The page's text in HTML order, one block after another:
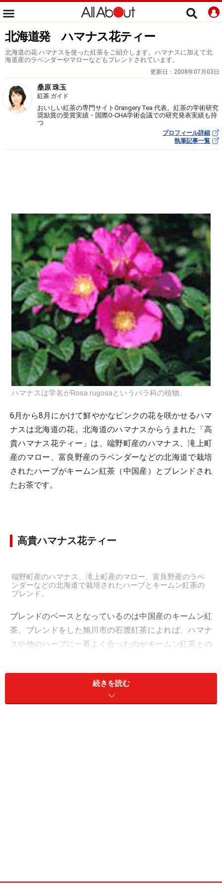
北海道発 ハマナス花ティー
北海道の花 ハマナスを使った紅茶をご紹介します。ハマナスに加えて北
海道産のラベンダーやマローなどもブレンドされています。
更新日： 2008年07月03日
桑原 珠玉
紅茶 ガイド
おいしい紅茶の専門サイトOrangery Tea 代表。紅茶の学術研究
奨励賞の受賞実績・国際O-CHA学術会議での研究発表実績も持
つ
プロフィール詳細
執筆記事一覧
ハマナスは学名がRosa rugosaというバラ科の植物。
6月から8月にかけて鮮やかなピンクの花を咲かせるハマ
ナスは北海道の花。北海道のハマナスからうまれた「高
貴ハマナス花ティー」は、端野町産のハマナス、滝上町
産のマロー、富良野産のラベンダーなどの北海道で栽培
されたハーブがキームン紅茶（中国産）とブレンドされ
たお茶です。
高貴ハマナス花ティー
端野町産のハマナス、滝上町産のマロー、富良野産のラベ
ンダーなどの北海道で栽培されたハーブとキームン紅茶の
ブレンド。
ブレンドのベースとなっているのは中国産のキームン紅
茶。ブレンドをした旭川市の石渡紅茶によれば、ハマナ
スや他のハーブに一番よく合ったのがキームン紅茶との
の香りがハーブより強く出ているようです。渋みはほと
んどなく、むしろマイルドでハーブから作られた甘みと
レモングラスによるスッキリ感のある味です。
続きを読む